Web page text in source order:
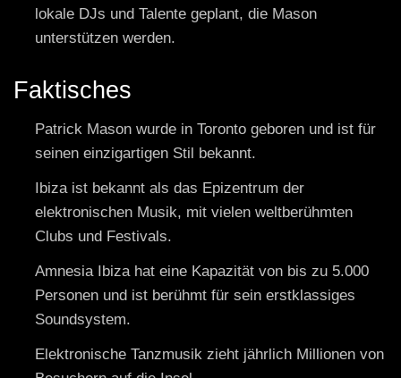
lokale DJs und Talente geplant, die Mason
unterstützen werden.
Faktisches
Patrick Mason wurde in Toronto geboren und ist für
seinen einzigartigen Stil bekannt.
Ibiza ist bekannt als das Epizentrum der
elektronischen Musik, mit vielen weltberühmten
Clubs und Festivals.
Amnesia Ibiza hat eine Kapazität von bis zu 5.000
Personen und ist berühmt für sein erstklassiges
Soundsystem.
Elektronische Tanzmusik zieht jährlich Millionen von